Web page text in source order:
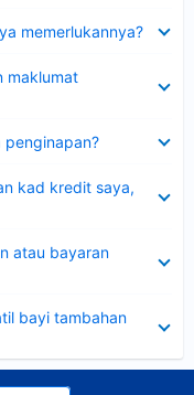
memerlukannya?
maklumat
penginapan?
kad kredit saya,
atau bayaran
bayi tambahan